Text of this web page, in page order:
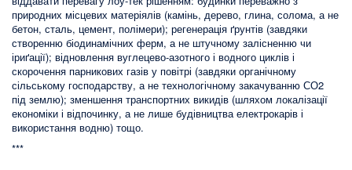
природних місцевих матеріялів (камінь, дерево, глина, солома, а не
бетон, сталь, цемент, полімери); регенерація ґрунтів (завдяки
створенню біодинамічних ферм, а не штучному залісненню чи
іриґації); відновлення вуглецево-азотного і водного циклів і
скорочення парникових газів у повітрі (завдяки органічному
сільському господарству, а не технологічному закачуванню СО2
під землю); зменшення транспортних викидів (шляхом локалізації
економіки і відпочинку, а не лише будівництва електрокарів і
використання водню) тощо.
***